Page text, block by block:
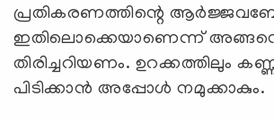
പ്രതികരണത്തിന്റെ
ഇതിലൊക്കെയാണെന്ന്
തിരിച്ചറിയണം. ഉറക്കത്തിലും
പിടിക്കാന്‍ അപ്പോള്‍ നമുക്കാകും.